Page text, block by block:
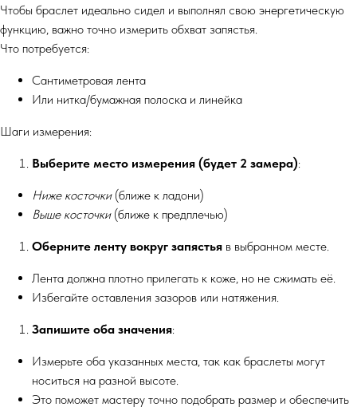
Чтобы браслет идеально сидел и выполнял свою энергетическую
функцию, важно точно измерить обхват запястья.
Что потребуется:
Сантиметровая лента
Или нитка/бумажная полоска и линейка
Шаги измерения:
Выберите место измерения (будет 2 замера):
Ниже косточки(ближе к ладони)
Выше косточки(ближе к предплечью)
Оберните ленту вокруг запястья в выбранном месте.
Лента должна плотно прилегать к коже, но не сжимать её.
Избегайте оставления зазоров или натяжения.
Запишите оба значения:
Измерьте оба указанных места, так как браслеты могут
носиться на разной высоте.
Это поможет мастеру точно подобрать размер и обеспечить